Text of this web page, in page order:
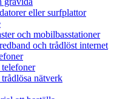
eller surfplattor
och mobilbasstationer
och trådlöst internet
nätverk